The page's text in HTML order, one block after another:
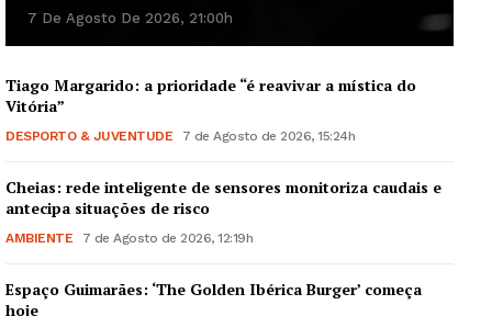
7 De Agosto De 2026, 21:00h
Tiago Margarido: a prioridade “é reavivar a mística do
Vitória”
DESPORTO & JUVENTUDE 7 de Agosto de 2026, 15:24h
Cheias: rede inteligente de sensores monitoriza caudais e
antecipa situações de risco
AMBIENTE 7 de Agosto de 2026, 12:19h
Espaço Guimarães: ‘The Golden Ibérica Burger’ começa
hoje